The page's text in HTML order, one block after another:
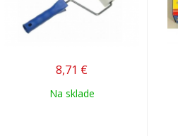
8,71 €
Na sklade